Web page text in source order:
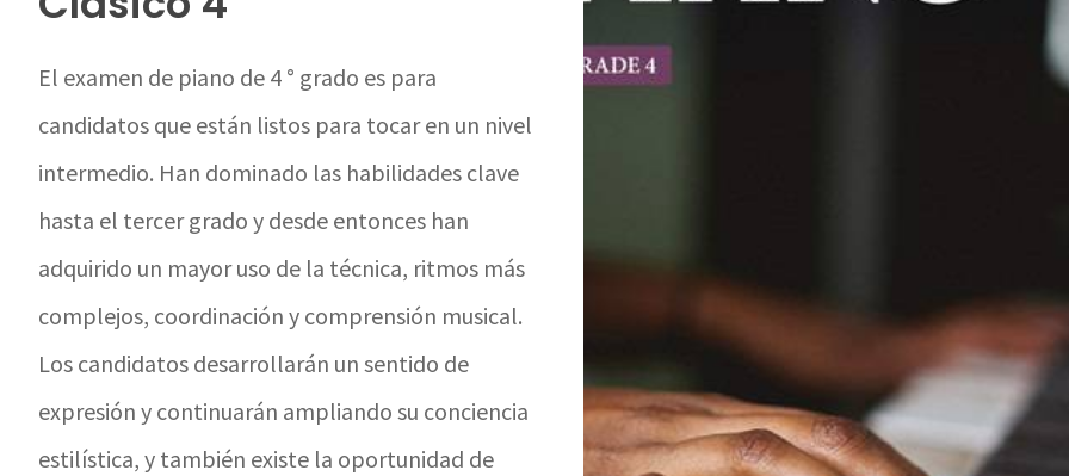
El examen de piano de 4 ° grado es para
candidatos que están listos para tocar en un nivel
intermedio. Han dominado las habilidades clave
hasta el tercer grado y desde entonces han
adquirido un mayor uso de la técnica, ritmos más
complejos, coordinación y comprensión musical.
Los candidatos desarrollarán un sentido de
expresión y continuarán ampliando su conciencia
estilística, y también existe la oportunidad de